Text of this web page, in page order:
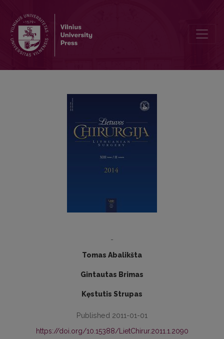
-
Tomas Abalikšta
Gintautas Brimas
Kęstutis Strupas
Published 2011-01-01
https://doi.org/10.15388/LietChirur.2011.1.2090